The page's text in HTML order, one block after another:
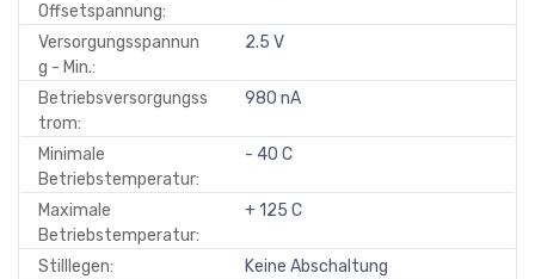
Offsetspannung:
Versorgungsspannun
g - Min.:
2.5 V
Betriebsversorgungss
trom:
980 nA
Minimale
Betriebstemperatur:
- 40 C
Maximale
Betriebstemperatur:
+ 125 C
Stilllegen:
Keine Abschaltung